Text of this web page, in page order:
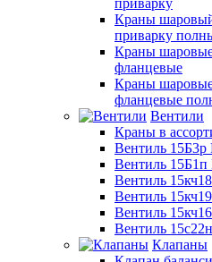
Краны
приварку
Краны
фланцевые
Краны
фланцевые
Вентили
Краны в
Вентиль 15Б3р
Вентиль 15Б1п
Вентиль
Вентиль
Вентиль
Вентиль
Клапаны